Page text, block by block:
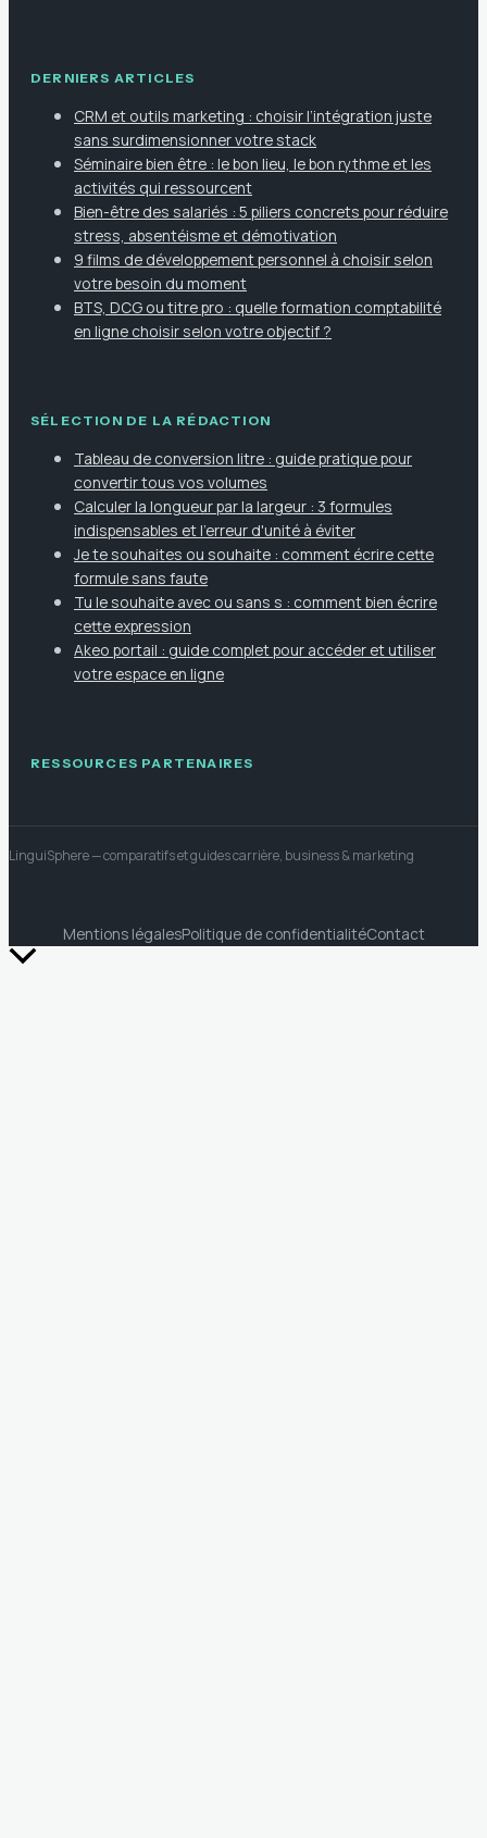
DERNIERS ARTICLES
CRM et outils marketing : choisir l’intégration juste
sans surdimensionner votre stack
Séminaire bien être : le bon lieu, le bon rythme et les
activités qui ressourcent
Bien-être des salariés : 5 piliers concrets pour réduire
stress, absentéisme et démotivation
9 films de développement personnel à choisir selon
votre besoin du moment
BTS, DCG ou titre pro : quelle formation comptabilité
en ligne choisir selon votre objectif ?
SÉLECTION DE LA RÉDACTION
Tableau de conversion litre : guide pratique pour
convertir tous vos volumes
Calculer la longueur par la largeur : 3 formules
indispensables et l'erreur d'unité à éviter
Je te souhaites ou souhaite : comment écrire cette
formule sans faute
Tu le souhaite avec ou sans s : comment bien écrire
cette expression
Akeo portail : guide complet pour accéder et utiliser
votre espace en ligne
RESSOURCES PARTENAIRES
LinguiSphere— comparatifs et guides carrière, business & marketing
Mentions légalesPolitique de confidentialitéContact